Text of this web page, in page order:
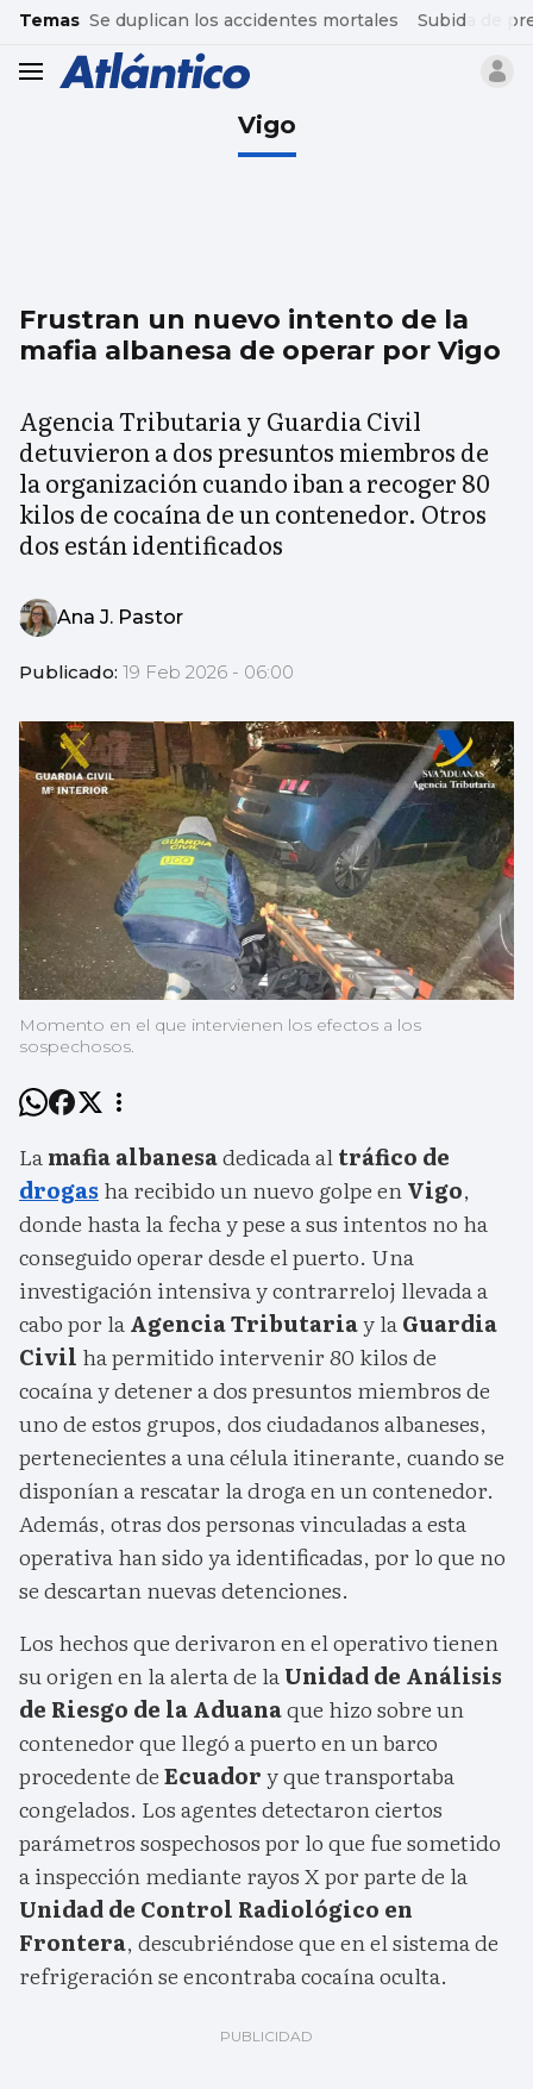
common.go-to-content
Temas Se duplican los accidentes mortales Subida de
header.menu.open
Vigo
Frustran un nuevo intento de la
mafia albanesa de operar por Vigo
Agencia Tributaria y Guardia Civil
detuvieron a dos presuntos miembros de
la organización cuando iban a recoger 80
kilos de cocaína de un contenedor. Otros
dos están identificados
Ana J. Pastor
Publicado: 19 Feb 2026 - 06:00
Momento en el que intervienen los efectos a los
sospechosos.
Lamafia albanesadedicada altráfico de
drogas ha recibido un nuevo golpe enVigo,
donde hasta la fecha y pese a sus intentos no ha
conseguido operar desde el puerto. Una
investigación intensiva y contrarreloj llevada a
cabo por laAgencia Tributariay laGuardia
Civil ha permitido intervenir 80 kilos de
cocaína y detener a dos presuntos miembros de
uno de estos grupos, dos ciudadanos albaneses,
pertenecientes a una célula itinerante, cuando se
disponían a rescatar la droga en un contenedor.
Además, otras dos personas vinculadas a esta
operativa han sido ya identificadas, por lo que no
se descartan nuevas detenciones.
Los hechos que derivaron en el operativo tienen
su origen en la alerta de laUnidad de Análisis
de Riesgo de la Aduanaque hizo sobre un
contenedor que llegó a puerto en un barco
procedente deEcuadory que transportaba
congelados. Los agentes detectaron ciertos
parámetros sospechosos por lo que fue sometido
a inspección mediante rayos X por parte de la
Unidad de Control Radiológico en
Frontera, descubriéndose que en el sistema de
refrigeración se encontraba cocaína oculta.